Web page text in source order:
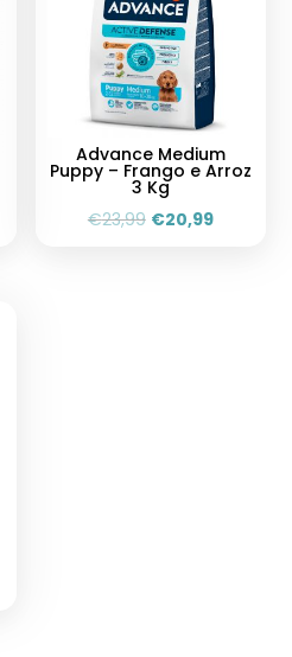
Advance Medium
Puppy – Frango e Arroz
3 Kg
€23,99 €20,99